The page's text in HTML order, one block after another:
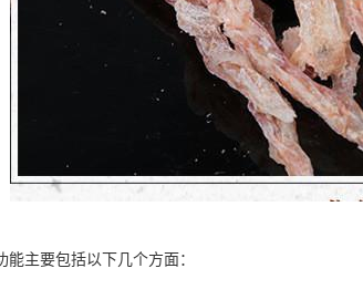
能主要包括以下几个方面：